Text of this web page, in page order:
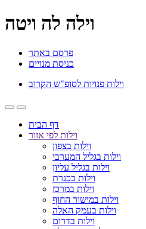
וילה לה ויטה
פרסם באתר
כניסת מנויים
וילות פנויות לסופ"ש הקרוב
דף הבית
וילות לפי אזור
וילות בצפון
וילות בגליל המערבי
וילות בגליל עליון
וילות בכנרת
וילות במרכז
וילות במישור החוף
וילות בעמק האלה
וילות בדרום